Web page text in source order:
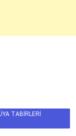
TABIRLERI